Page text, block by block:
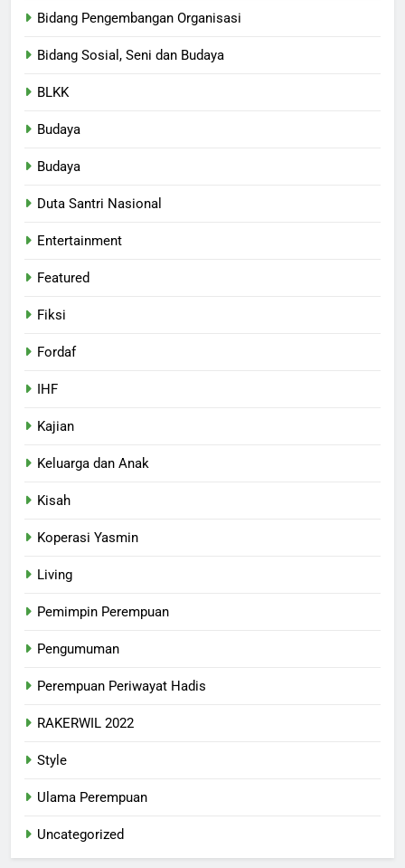
Bidang Pengembangan Organisasi
Bidang Sosial, Seni dan Budaya
BLKK
Budaya
Budaya
Duta Santri Nasional
Entertainment
Featured
Fiksi
Fordaf
IHF
Kajian
Keluarga dan Anak
Kisah
Koperasi Yasmin
Living
Pemimpin Perempuan
Pengumuman
Perempuan Periwayat Hadis
RAKERWIL 2022
Style
Ulama Perempuan
Uncategorized